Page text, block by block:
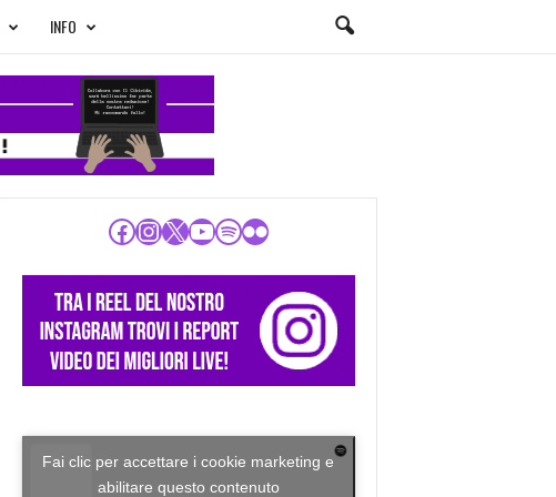
INFO
Facebook InstagramX YouTube Spotify Flickr
Fai clic per accettare i cookie marketing e
abilitare questo contenuto